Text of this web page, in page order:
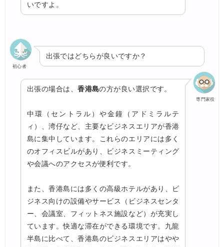
いですよ。
初心者
出張ではどちらが良いですか？
専門家役
出張の場合は、香港島の方が良い選択です。
中環（セントラル）や金鐘（アドミラルテ
ィ）、湾仔など、主要なビジネスエリアが香港
島に集中しています。これらのエリアには多く
のオフィスビルがあり、ビジネスミーティング
や会議へのアクセスが便利です。
また、香港島には多くの高級ホテルがあり、ビ
ジネス向けの設備やサービス（ビジネスセンタ
ー、会議室、フィットネス施設など）が充実し
ています。快適な滞在ができる環境です。九龍
半島に比べて、香港島のビジネスエリアはやや